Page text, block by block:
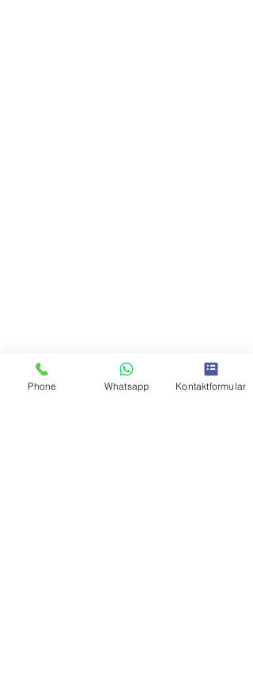
Phone Whatsapp Kontaktformular